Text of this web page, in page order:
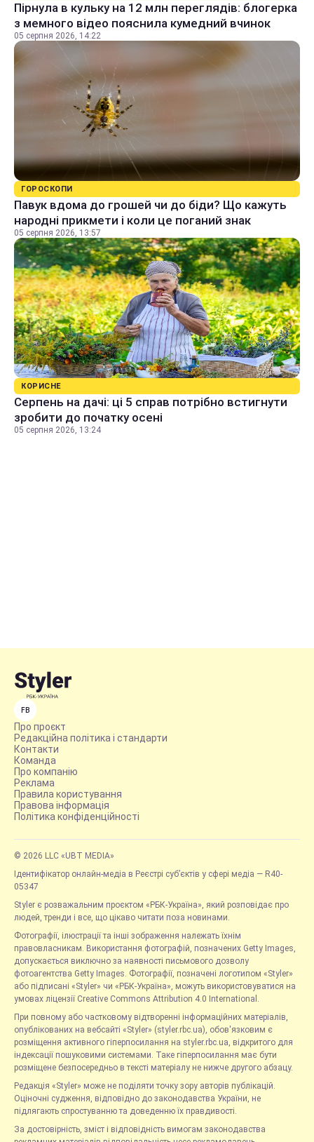
Пірнула в кульку на 12 млн переглядів: блогерка
з мемного відео пояснила кумедний вчинок
05 серпня 2026, 14:22
ГОРОСКОПИ
Павук вдома до грошей чи до біди? Що кажуть
народні прикмети і коли це поганий знак
05 серпня 2026, 13:57
КОРИСНЕ
Серпень на дачі: ці 5 справ потрібно встигнути
зробити до початку осені
05 серпня 2026, 13:24
FB
Про проєкт
Редакційна політика і стандарти
Контакти
Команда
Про компанію
Реклама
Правила користування
Правова інформація
Політика конфіденційності
© 2026 LLC «UBT MEDIA»
Ідентифікатор онлайн-медіа в Реєстрі суб’єктів у сфері медіа — R40-
05347
Styler є розважальним проєктом «РБК-Україна», який розповідає про
людей, тренди і все, що цікаво читати поза новинами.
Фотографії, ілюстрації та інші зображення належать їхнім
правовласникам. Використання фотографій, позначених Getty Images,
допускається виключно за наявності письмового дозволу
фотоагентства Getty Images. Фотографії, позначені логотипом «Styler»
або підписані «Styler» чи «РБК-Україна», можуть використовуватися на
умовах ліцензії Creative Commons Attribution 4.0 International.
При повному або частковому відтворенні інформаційних матеріалів,
опублікованих на вебсайті «Styler» (styler.rbc.ua), обов'язковим є
розміщення активного гіперпосилання на styler.rbc.ua, відкритого для
індексації пошуковими системами. Таке гіперпосилання має бути
розміщене безпосередньо в тексті матеріалу не нижче другого абзацу.
Редакція «Styler» може не поділяти точку зору авторів публікацій.
Оціночні судження, відповідно до законодавства України, не
підлягають спростуванню та доведенню їх правдивості.
За достовірність, зміст і відповідність вимогам законодавства